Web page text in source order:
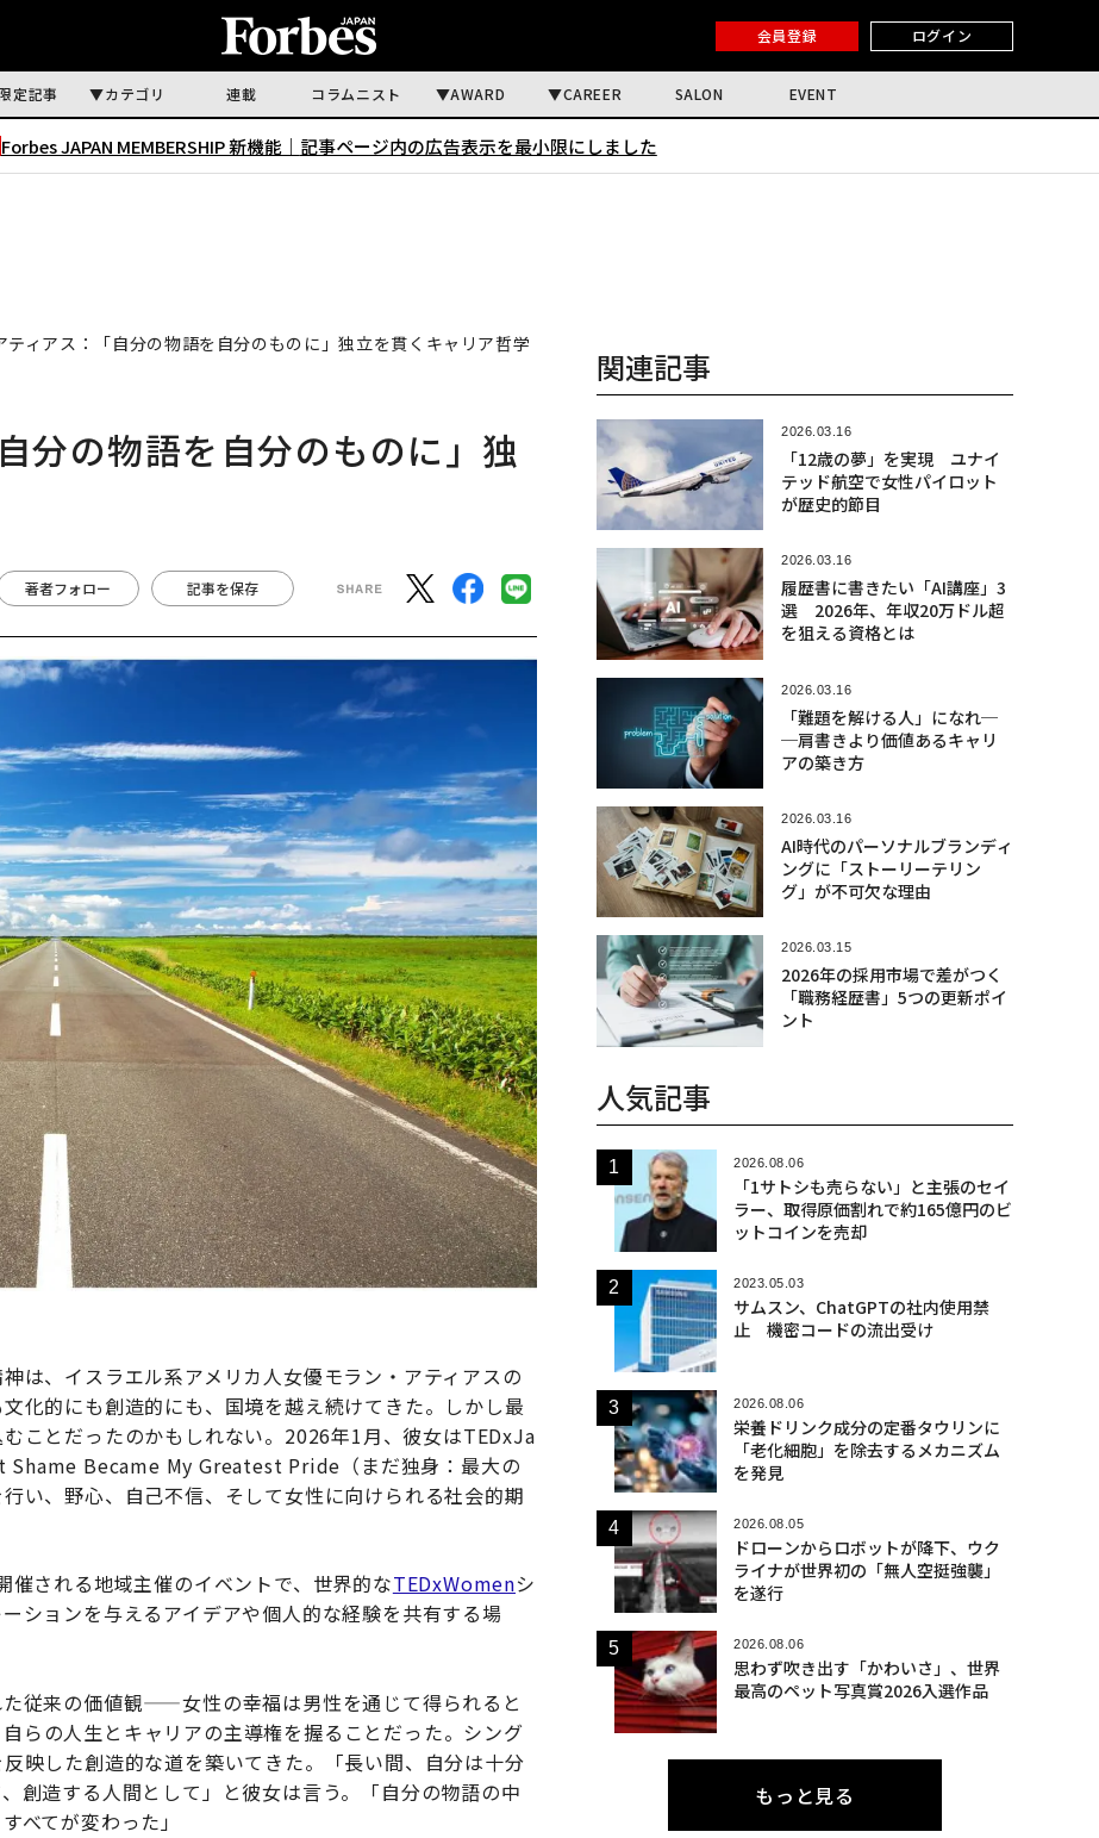
会員登録 ログイン
定記事 カテゴリ 連載 コラムニスト AWARD CAREER SALON EVENT
Forbes JAPAN MEMBERSHIP 新機能｜ 記事ページ内の広告表示を最小限にしました
ティアス：「自分の物語を自分のものに」独立を貫くキャリア哲学
分の物語を自分のものに」独
著者フォロー 記事を保存
は、イスラエル系アメリカ人女優モラン・アティアスの
化的にも創造的にも、国境を越え続けてきた。しかし最
ことだったのかもしれない。2026年1月、彼女はTEDxJa
Became My Greatest Pride（まだ独身：最大の
い、野心、自己不信、そして女性に向けられる社会的期
される地域主催のイベントで、世界的なTEDxWomenシ
ションを与えるアイデアや個人的な経験を共有する場
従来の価値観——女性の幸福は男性を通じて得られると
らの人生とキャリアの主導権を握ることだった。シング
映した創造的な道を築いてきた。「長い間、自分は十分
創造する人間として」と彼女は言う。「自分の物語の中
べてが変わった」
関連記事
2026.03.16
「12歳の夢」を実現 ユナイ
テッド航空で女性パイロット
が歴史的節目
2026.03.16
履歴書に書きたい「AI講座」3
選 2026年、年収20万ドル超
を狙える資格とは
2026.03.16
「難題を解ける人」になれ─
─肩書きより価値あるキャリ
アの築き方
2026.03.16
AI時代のパーソナルブランディ
ングに「ストーリーテリン
グ」が不可欠な理由
2026.03.15
2026年の採用市場で差がつく
「職務経歴書」5つの更新ポイ
ント
人気記事
2026.08.06
「1サトシも売らない」と主張のセイ
ラー、取得原価割れで約165億円のビ
ットコインを売却
2023.05.03
サムスン、ChatGPTの社内使用禁
止 機密コードの流出受け
2026.08.06
栄養ドリンク成分の定番タウリンに
「老化細胞」を除去するメカニズム
を発見
2026.08.05
ドローンからロボットが降下、ウク
ライナが世界初の「無人空挺強襲」
を遂行
2026.08.06
思わず吹き出す「かわいさ」、世界
最高のペット写真賞2026入選作品
もっと見る